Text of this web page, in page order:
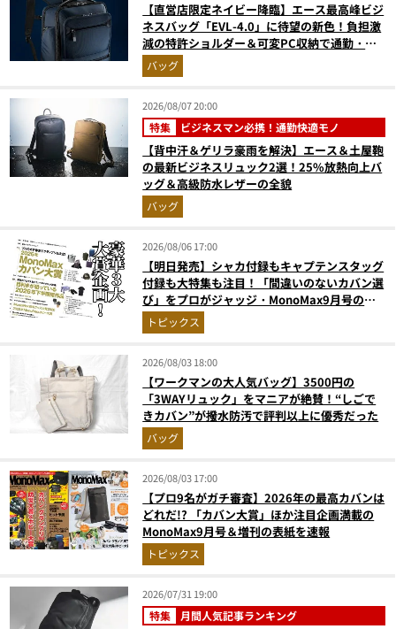
【直営店限定ネイビー降臨】エース最高峰ビジ
ネスバッグ「EVL-4.0」に待望の新色！負担激
減の特許ショルダー＆可変PC収納で通勤・出
張が無敵に
バッグ
2026/08/07 20:00
特集 ビジネスマン必携！通勤快適モノ
【背中汗＆ゲリラ豪雨を解決】エース＆土屋鞄
の最新ビジネスリュック2選！25%放熱向上バ
ッグ＆高級防水レザーの全貌
バッグ
2026/08/06 17:00
【明日発売】シャカ付録もキャプテンスタッグ
付録も大特集も注目！「間違いのないカバン選
び」をプロがジャッジ・MonoMax9月号の目
次を公開
トピックス
2026/08/03 18:00
【ワークマンの大人気バッグ】3500円の
「3WAYリュック」をマニアが絶賛！“しごで
きカバン”が撥水防汚で評判以上に優秀だった
バッグ
2026/08/03 17:00
【プロ9名がガチ審査】2026年の最高カバンは
どれだ!? 「カバン大賞」ほか注目企画満載の
MonoMax9月号＆増刊の表紙を速報
トピックス
2026/07/31 19:00
特集 月間人気記事ランキング